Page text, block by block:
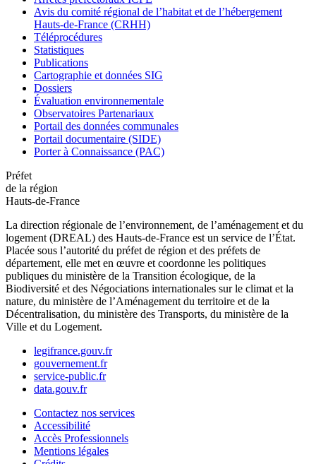
Avis du comité régional de l’habitat et de l’hébergement
Hauts-de-France (CRHH)
Téléprocédures
Statistiques
Publications
Cartographie et données SIG
Dossiers
Évaluation environnementale
Observatoires Partenariaux
Portail des données communales
Portail documentaire (SIDE)
Porter à Connaissance (PAC)
Préfet
de la région
Hauts-de-France
La direction régionale de l’environnement, de l’aménagement et du
logement (DREAL) des Hauts-de-France est un service de l’État.
Placée sous l’autorité du préfet de région et des préfets de
département, elle met en œuvre et coordonne les politiques
publiques du ministère de la Transition écologique, de la
Biodiversité et des Négociations internationales sur le climat et la
nature, du ministère de l’Aménagement du territoire et de la
Décentralisation, du ministère des Transports, du ministère de la
Ville et du Logement.
legifrance.gouv.fr
gouvernement.fr
service-public.fr
data.gouv.fr
Contactez nos services
Accessibilité
Accès Professionnels
Mentions légales